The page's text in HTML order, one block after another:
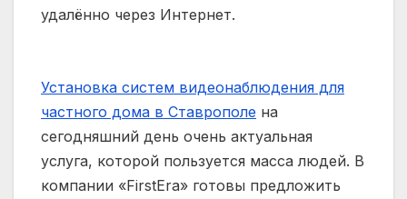
удалённо через Интернет.
Установка систем видеонаблюдения для
частного дома в Ставрополе на
сегодняшний день очень актуальная
услуга, которой пользуется масса людей. В
компании «FirstEra» готовы предложить